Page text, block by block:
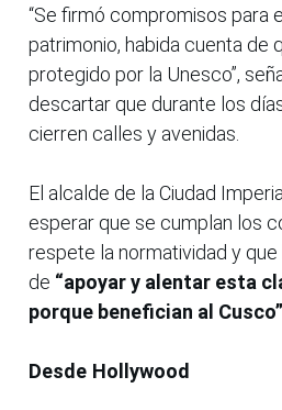
“Se firmó compromisos para
patrimonio, habida cuenta de
protegido por la Unesco”,
descartar que durante los
cierren calles y avenidas.
El alcalde de la Ciudad
esperar que se cumplan los
respete la normatividad y
de “apoyar y alentar esta
porque benefician al Cusco”
Desde Hollywood